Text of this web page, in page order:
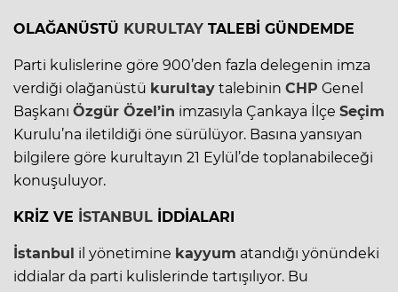
OLAĞANÜSTÜ KURULTAY TALEBİ GÜNDEMDE
Parti kulislerine göre 900’den fazla delegenin imza
verdiği olağanüstü kurultay talebinin CHP Genel
Başkanı Özgür Özel’in imzasıyla Çankaya İlçe Seçim
Kurulu’na iletildiği öne sürülüyor. Basına yansıyan
bilgilere göre kurultayın 21 Eylül’de toplanabileceği
konuşuluyor.
KRİZ VE İSTANBUL İDDİALARI
İstanbul il yönetimine kayyum atandığı yönündeki
iddialar da parti kulislerinde tartışılıyor. Bu